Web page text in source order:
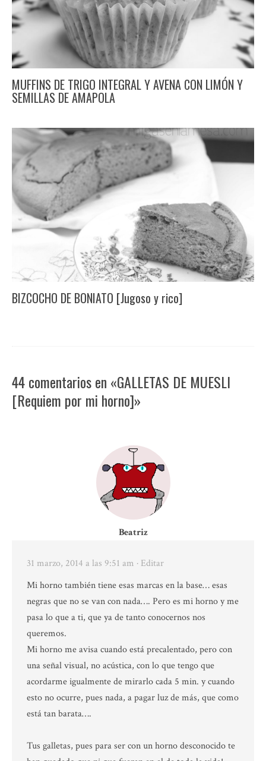
MUFFINS DE TRIGO INTEGRAL Y AVENA CON LIMÓN Y
SEMILLAS DE AMAPOLA
BIZCOCHO DE BONIATO [Jugoso y rico]
44 comentarios en «GALLETAS DE MUESLI
[Requiem por mi horno]»
Beatriz
31 marzo, 2014 a las 9:51 am · Editar
Mi horno también tiene esas marcas en la base… esas
negras que no se van con nada…. Pero es mi horno y me
pasa lo que a ti, que ya de tanto conocernos nos
queremos.
Mi horno me avisa cuando está precalentado, pero con
una señal visual, no acústica, con lo que tengo que
acordarme igualmente de mirarlo cada 5 min. y cuando
esto no ocurre, pues nada, a pagar luz de más, que como
está tan barata….
Tus galletas, pues para ser con un horno desconocido te